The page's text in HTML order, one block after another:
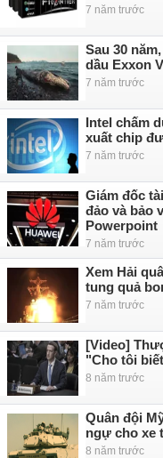
7 năm trước
Sau 30
dầu Exxon
7 năm trước
Intel chấm
xuất chip
7 năm trước
Giám đốc
đảo và bảo
Powerpoint
7 năm trước
Xem Hải
tung quả
7 năm trước
[Video]
"Cho tôi
8 năm trước
Quân đội
ngự cho xe
8 năm trước